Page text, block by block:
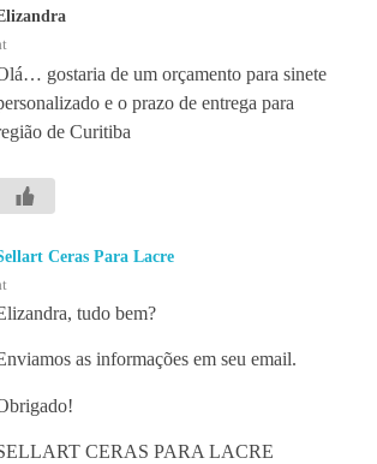
gostaria de um orçamento para sinete
e o prazo de entrega para
de Curitiba
Ceras Para Lacre
tudo bem?
as informações em seu email.
CERAS PARA LACRE